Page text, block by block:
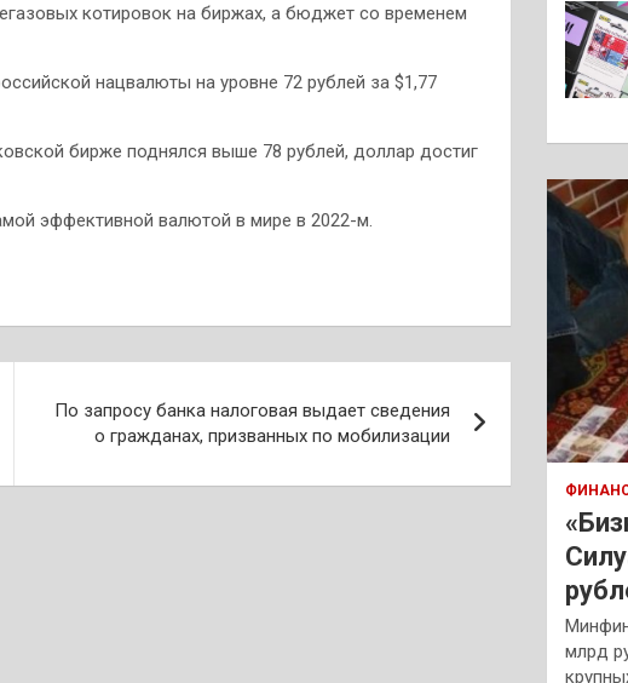
котировок на биржах, а бюджет со временем
нацвалюты на уровне 72 рублей за $1,77
бирже поднялся выше 78 рублей, доллар достиг
эффективной валютой в мире в 2022-м.
По запросу банка налоговая выдает сведения
о гражданах, призванных по мобилизации
млрд